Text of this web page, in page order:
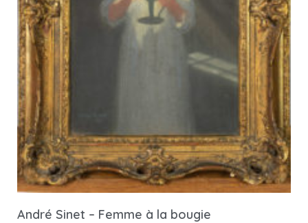
André Sinet – Femme à la bougie